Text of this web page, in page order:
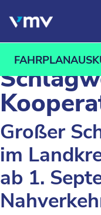
Ab An
Großer
im
ab 1.